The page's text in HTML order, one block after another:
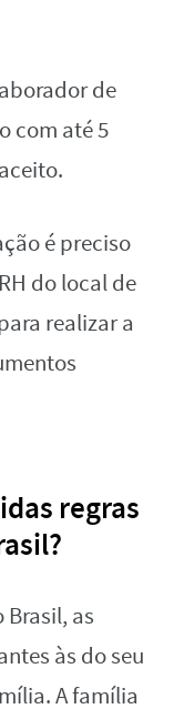
de
com até 5
é preciso
do local de
realizar a
regras
Brasil, as
às do seu
A família